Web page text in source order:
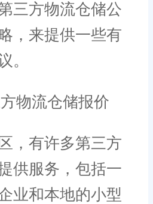
三方物流仓储公
，来提供一些有
。
有许多第三方
供服务，包括一
业和本地的小型